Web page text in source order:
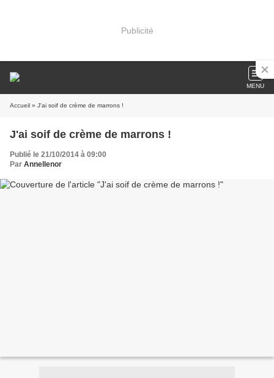
Publicité
MENU
Accueil » J'ai soif de crème de marrons !
J'ai soif de crème de marrons !
Publié le 21/10/2014 à 09:00
Par Annellenor